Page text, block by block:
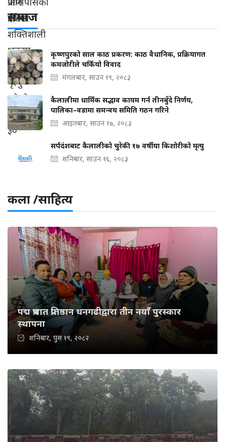
समाज
कृष्णपुरको साल काठ प्रकरण: काठ वैधानिक, प्रक्रियागत
कमजोरीले चर्कियो विवाद
मंगलबार, साउन १९, २०८३
कैलालीमा धार्मिक सद्भाव कायम गर्न तीनबुँदे निर्णय,
पालिका–वडामा समन्वय समिति गठन गरिने
आइतबार, साउन १७, २०८३
सर्पदंशबाट कैलालीको चुरेकी १७ वर्षीया किशोरीको मृत्यु
शनिबार, साउन १६, २०८३
कला /साहित्य
पद्म प्रभात प्रतिष्ठान धनगढीद्वारा तीन नयाँ पुरस्कार
स्थापना
शनिबार, पुस १९, २०८२